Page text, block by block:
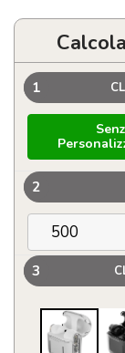
1
2
3